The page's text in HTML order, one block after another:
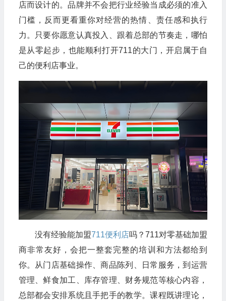
店而设计的。品牌并不会把行业经验当成必须的准入
门槛，反而更看重你对经营的热情、责任感和执行
力。只要你愿意认真投入、跟着总部的节奏走，哪怕
是从零起步，也能顺利打开711的大门，开启属于自
己的便利店事业。
没有经验能加盟711便利店吗？711对零基础加盟
商非常友好，会把一整套完整的培训和方法都给到
你。从门店基础操作、商品陈列、日常服务，到运营
管理、鲜食加工、库存管理、财务规范等核心内容，
总部都会安排系统且手把手的教学。课程既讲理论，